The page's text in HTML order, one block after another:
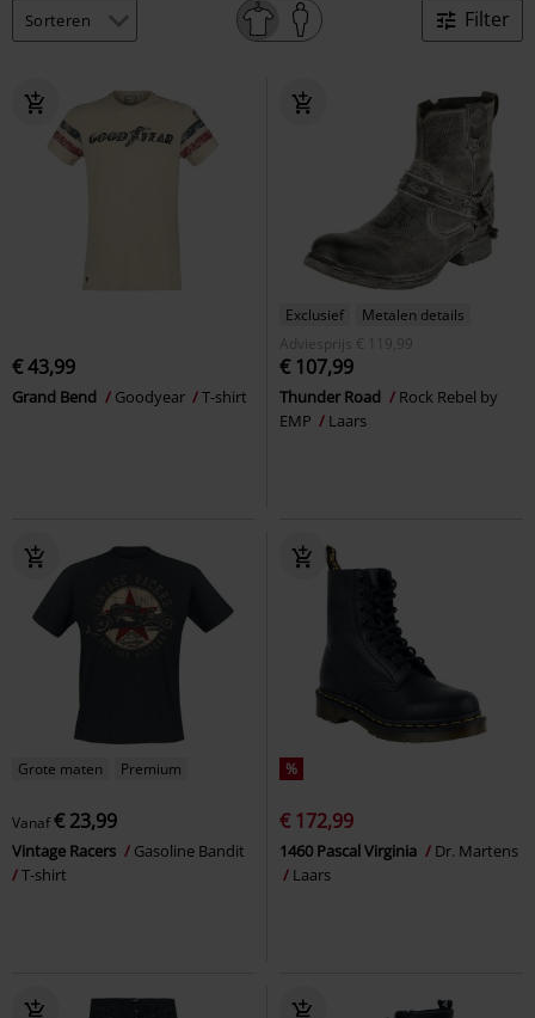
Filter
€ 43,99
Grand Bend Goodyear T-shirt
Exclusief
Metalen details
Adviesprijs
€ 119,99
€ 107,99
Thunder Road
Rock Rebel by
EMP
Laars
Grote maten Premium
Vanaf€ 23,99
Vintage Racers
Gasoline Bandit
T-shirt
%
€ 172,99
1460 Pascal Virginia
Dr. Martens
Laars